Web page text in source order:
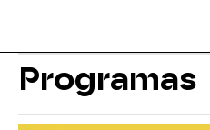
Programas